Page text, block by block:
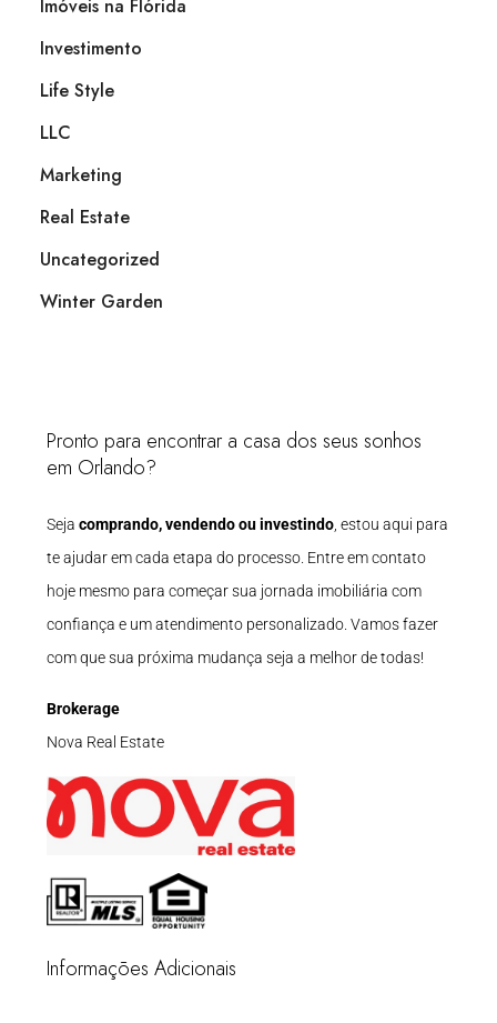
Imóveis na Flórida
Investimento
Life Style
LLC
Marketing
Real Estate
Uncategorized
Winter Garden
Pronto para encontrar a casa dos seus sonhos
em Orlando?
Seja comprando, vendendo ou investindo , estou aqui para
te ajudar em cada etapa do processo. Entre em contato
hoje mesmo para começar sua jornada imobiliária com
confiança e um atendimento personalizado. Vamos fazer
com que sua próxima mudança seja a melhor de todas!
Brokerage
Nova Real Estate
Informações Adicionais